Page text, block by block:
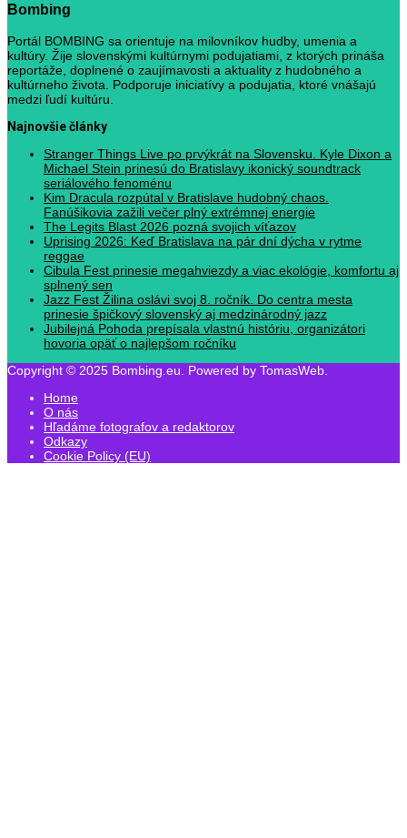
Bombing
Portál BOMBING sa orientuje na milovníkov hudby, umenia a
kultúry. Žije slovenskými kultúrnymi podujatiami, z ktorých prináša
reportáže, doplnené o zaujímavosti a aktuality z hudobného a
kultúrneho života. Podporuje iniciatívy a podujatia, ktoré vnášajú
medzi ľudí kultúru.
Najnovšie články
Stranger Things Live po prvýkrát na Slovensku. Kyle Dixon a
Michael Stein prinesú do Bratislavy ikonický soundtrack
seriálového fenoménu
Kim Dracula rozpútal v Bratislave hudobný chaos.
Fanúšikovia zažili večer plný extrémnej energie
The Legits Blast 2026 pozná svojich víťazov
Uprising 2026: Keď Bratislava na pár dní dýcha v rytme
reggae
Cibula Fest prinesie megahviezdy a viac ekológie, komfortu aj
splnený sen
Jazz Fest Žilina oslávi svoj 8. ročník. Do centra mesta
prinesie špičkový slovenský aj medzinárodný jazz
Jubilejná Pohoda prepísala vlastnú históriu, organizátori
hovoria opäť o najlepšom ročníku
Copyright © 2025 Bombing.eu. Powered by TomasWeb.
Home
O nás
Hľadáme fotografov a redaktorov
Odkazy
Cookie Policy (EU)